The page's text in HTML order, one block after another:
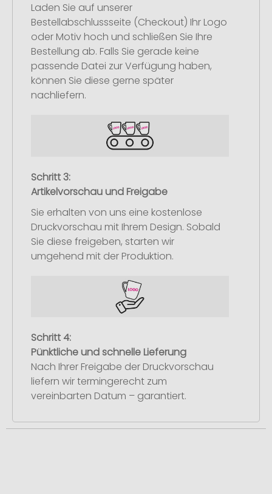
Laden Sie auf unserer
Bestellabschlussseite (Checkout) Ihr Logo
oder Motiv hoch und schließen Sie Ihre
Bestellung ab. Falls Sie gerade keine
passende Datei zur Verfügung haben,
können Sie diese gerne später
nachliefern.
Schritt 3:
Artikelvorschau und Freigabe
Sie erhalten von uns eine kostenlose
Druckvorschau mit Ihrem Design. Sobald
Sie diese freigeben, starten wir
umgehend mit der Produktion.
Schritt 4:
Pünktliche und schnelle Lieferung
Nach Ihrer Freigabe der Druckvorschau
liefern wir termingerecht zum
vereinbarten Datum – garantiert.